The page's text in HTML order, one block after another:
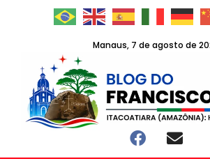
Manaus, 7 de agosto de